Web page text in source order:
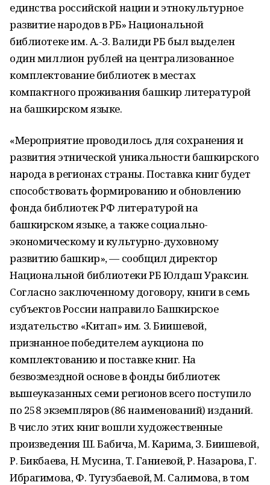
единства российской нации и этнокультурное
развитие народов в РБ» Национальной
библиотеке им. А.-З. Валиди РБ был выделен
один миллион рублей на централизованное
комплектование библиотек в местах
компактного проживания башкир литературой
на башкирском языке.
«Мероприятие проводилось для сохранения и
развития этнической уникальности башкирского
народа в регионах страны. Поставка книг будет
способствовать формированию и обновлению
фонда библиотек РФ литературой на
башкирском языке, а также социально-
экономическому и культурно-духовному
развитию башкир», — сообщил директор
Национальной библиотеки РБ Юлдаш Ураксин.
Согласно заключенному договору, книги в семь
субъектов России направило Башкирское
издательство «Китап» им. З. Биишевой,
признанное победителем аукциона по
комплектованию и поставке книг. На
безвозмездной основе в фонды библиотек
вышеуказанных семи регионов всего поступило
по 258 экземпляров (86 наименований) изданий.
В число этих книг вошли художественные
произведения Ш. Бабича, М. Карима, З. Биишевой,
Р. Бикбаева, Н. Мусина, Т. Ганиевой, Р. Назарова, Г.
Ибрагимова, Ф. Тугузбаевой, М. Салимова, в том